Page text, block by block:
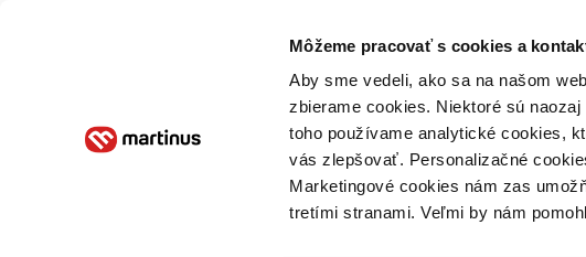
Môžeme pracovať s cookies a
Aby sme vedeli, ako sa na našom
zbierame cookies. Niektoré sú
toho používame analytické cookies,
vás zlepšovať. Personalizačné
Marketingové cookies nám zas
tretími stranami. Veľmi by nám
Poukážky Kontakt